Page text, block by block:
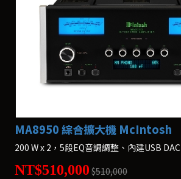
MA8950 綜合擴大機 McIntosh
200 W x 2，5段EQ音調調整、內建USB DAC
NT$510,000 $510,000